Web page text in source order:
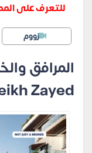
للتعرف على
زووم
Zayed